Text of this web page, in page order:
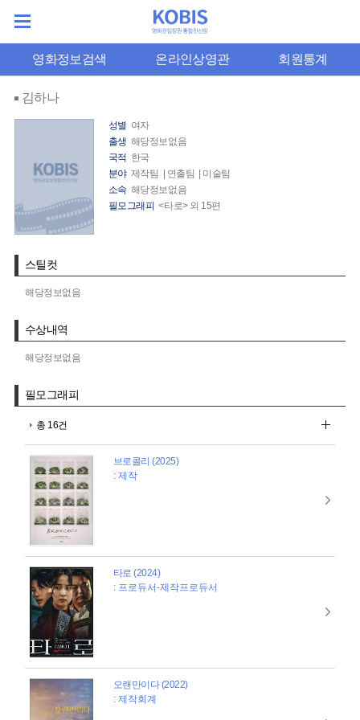
영화정보검색 온라인상영관 회원통계
김하나
성별 여자
출생 해당정보없음
국적 한국
분야 제작팀 | 연출팀 | 미술팀
소속 해당정보없음
필모그래피 <타로> 외 15편
스틸컷
해당정보없음
수상내역
해당정보없음
필모그래피
총 16건
브로콜리 (2025)
: 제작
타로 (2024)
: 프로듀서-제작프로듀서
오랜만이다 (2022)
: 제작회계